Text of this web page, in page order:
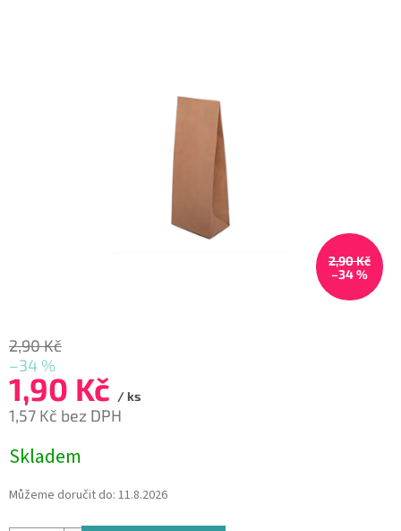
2,90 Kč
–34 %
2,90 Kč
–34 %
1,90 Kč / ks
1,57 Kč bez DPH
cena:
Skladem
Můžeme doručit do: 11.8.2026